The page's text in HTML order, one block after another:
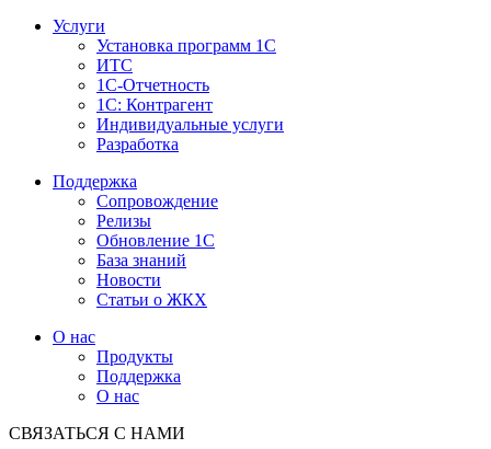
Услуги
Установка программ 1С
ИТС
1С-Отчетность
1С: Контрагент
Индивидуальные услуги
Разработка
Поддержка
Сопровождение
Релизы
Обновление 1С
База знаний
Новости
Статьи о ЖКХ
О нас
Продукты
Поддержка
О нас
СВЯЗАТЬСЯ С НАМИ